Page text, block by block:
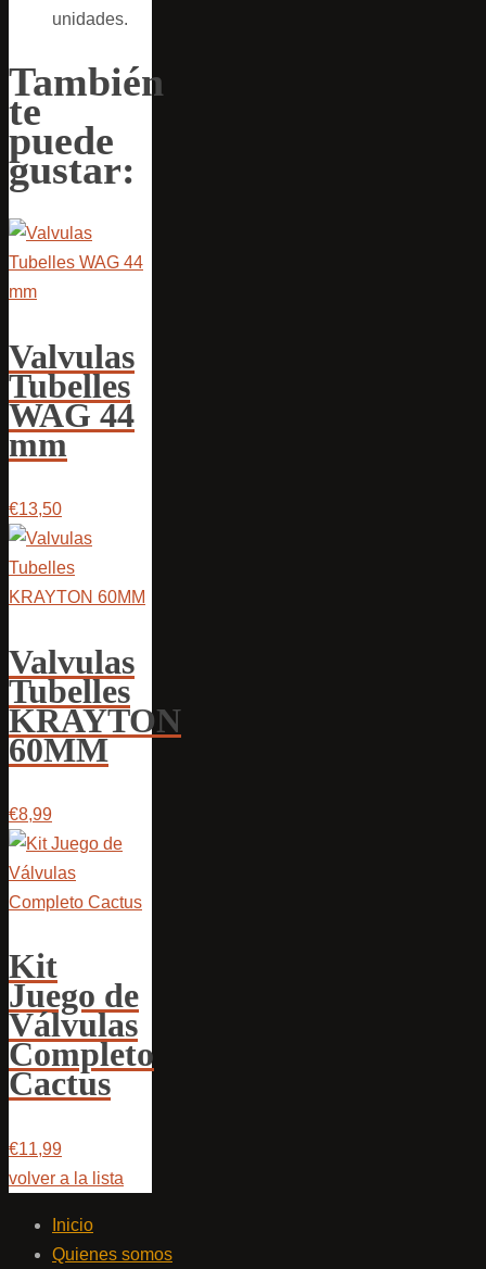
unidades.
También
te
puede
gustar:
Valvulas
Tubelles
WAG 44
mm
€13,50
Valvulas
Tubelles
KRAYTON
60MM
€8,99
Kit
Juego de
Válvulas
Completo
Cactus
€11,99
volver a la lista
Inicio
Quienes somos